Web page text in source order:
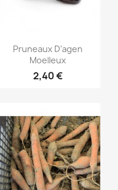
Aperçu rapide
Pruneaux D’agen
Moelleux
2,40 €